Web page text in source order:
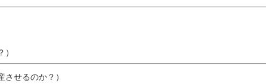
させるのか？）